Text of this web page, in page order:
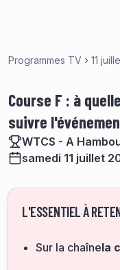
Programmes TV 11
Course F : à
suivre
WTCS - A
samedi 11 juillet
L'ESSENTIEL À
Sur la chaînela